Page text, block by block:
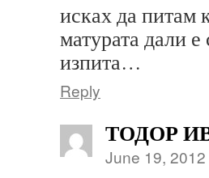
исках да питам
матурата дали
изпита…
Reply
ТОДОР
June 19,